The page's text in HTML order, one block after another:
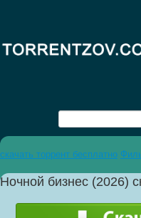
скачать торрент бесплатно
Ночной бизнес (2026)